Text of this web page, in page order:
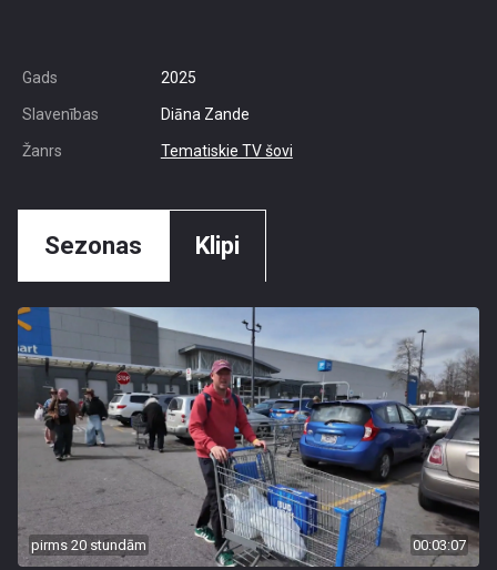
Gads 2025
Slavenības Diāna Zande
Žanrs Tematiskie TV šovi
Sezonas Klipi
pirms 20 stundām 00:03:07